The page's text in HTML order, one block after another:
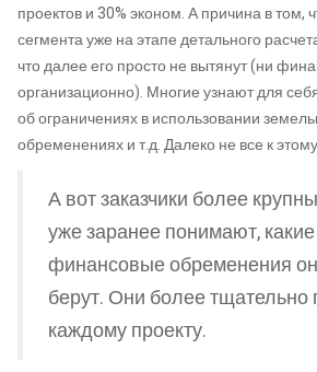
проектов и 30% эконом. А причина в том,
сегмента уже на этапе детального
что далее его просто не вытянут (ни
организационно). Многие узнают для
об ограничениях в использовании
обременениях и т.д. Далеко не все к
А вот заказчики более
уже заранее понимают,
финансовые обременения
берут. Они более тщательно
каждому проекту.